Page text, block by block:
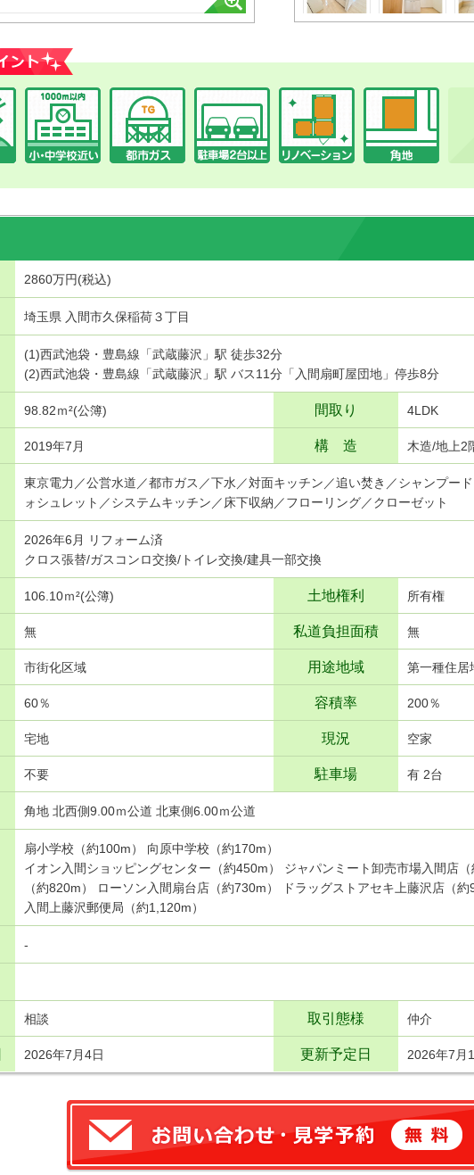
2860万円(税込)
埼玉県 入間市久保稲荷３丁目
(1)西武池袋・豊島線「武蔵藤沢」駅 徒歩32分
(2)西武池袋・豊島線「武蔵藤沢」駅 バス11分「入間扇町屋団地」停歩8分
98.82ｍ²(公簿) 間取り 4LDK
2019年7月 構 造 木造/地上2
東京電力／公営水道／都市ガス／下水／対面キッチン／追い焚き／シャンプー
ォシュレット／システムキッチン／床下収納／フローリング／クローゼット
2026年6月 リフォーム済
クロス張替/ガスコンロ交換/トイレ交換/建具一部交換
106.10ｍ²(公簿) 土地権利 所有権
無 私道負担面積 無
市街化区域 用途地域 第一種住居
60％ 容積率 200％
宅地 現況 空家
不要 駐車場 有 2台
角地 北西側9.00ｍ公道 北東側6.00ｍ公道
扇小学校（約100m） 向原中学校（約170m）
イオン入間ショッピングセンター（約450m） ジャパンミート卸売市場入間店
（約820m） ローソン入間扇台店（約730m） ドラッグストアセキ上藤沢店（
入間上藤沢郵便局（約1,120m）
-
相談 取引態様 仲介
2026年7月4日 更新予定日 2026年7月